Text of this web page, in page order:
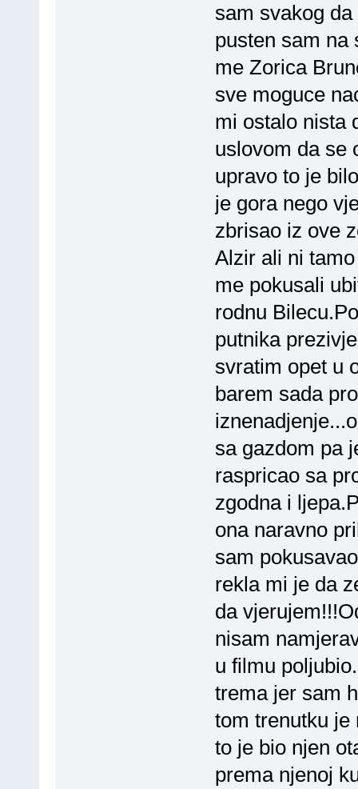
sam svakog
pusten sam na
me Zorica
sve moguce
mi ostalo nista
uslovom da se
upravo to je
je gora nego
zbrisao iz ove
Alzir ali ni
me pokusali
rodnu
putnika
svratim opet u
barem sada
sa gazdom pa
raspricao sa
zgodna i
ona naravno
sam
rekla mi je da
da
nisam
u filmu
trema jer sam
tom trenutku je
to je bio njen
prema njenoj